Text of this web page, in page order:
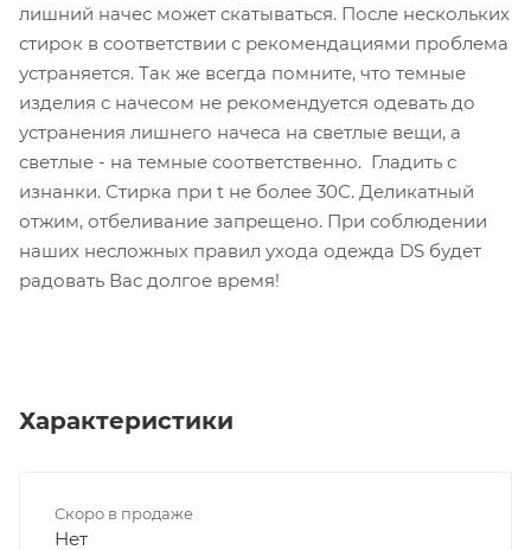
лишний начес может скатываться. После нескольких
стирок в соответствии с рекомендациями проблема
устраняется. Так же всегда помните, что темные
изделия с начесом не рекомендуется одевать до
устранения лишнего начеса на светлые вещи, а
светлые - на темные соответственно. Гладить с
изнанки. Стирка при t не более 30С. Деликатный
отжим, отбеливание запрещено. При соблюдении
наших несложных правил ухода одежда DS будет
радовать Вас долгое время!
Характеристики
Скоро в продаже
Нет